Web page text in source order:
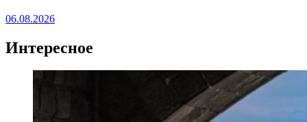
06.08.2026
Интересное